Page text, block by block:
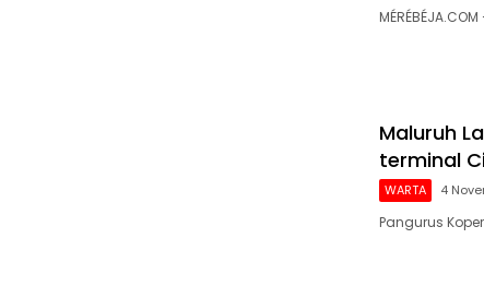
Maluruh
terminal
WARTA 4
Pangurus